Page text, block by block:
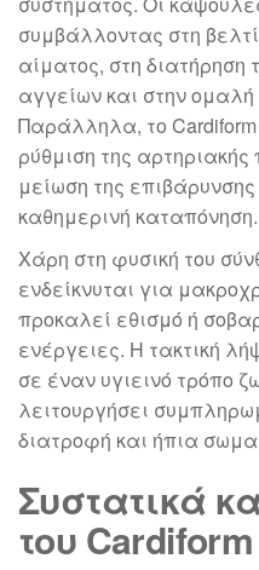
συμβάλλοντας στη
αίματος, στη διατήρηση
αγγείων και στην ομαλή
Παράλληλα, το Cardiform
ρύθμιση της αρτηριακής
μείωση της
καθημερινή καταπόνηση.
Χάρη στη φυσική του
ενδείκνυται για
προκαλεί εθισμό ή
ενέργειες. Η τακτική
σε έναν υγιεινό τρόπο
λειτουργήσει
διατροφή και ήπια
Συστατικά
του Cardiform